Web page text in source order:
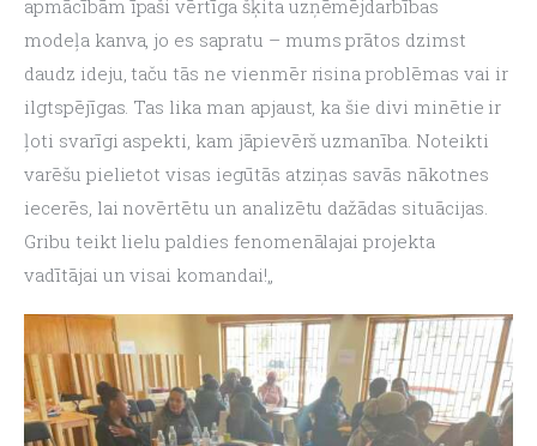
apmācībām īpaši vērtīga šķita uzņēmējdarbības
modeļa kanva, jo es sapratu – mums prātos dzimst
daudz ideju, taču tās ne vienmēr risina problēmas vai ir
ilgtspējīgas. Tas lika man apjaust, ka šie divi minētie ir
ļoti svarīgi aspekti, kam jāpievērš uzmanība. Noteikti
varēšu pielietot visas iegūtās atziņas savās nākotnes
iecerēs, lai novērtētu un analizētu dažādas situācijas.
Gribu teikt lielu paldies fenomenālajai projekta
vadītājai un visai komandai!„